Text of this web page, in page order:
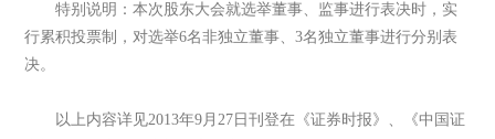
特别说明：本次股东大会就选举董事、监事进行表决时，实
行累积投票制，对选举6名非独立董事、3名独立董事进行分别表
决。
以上内容详见2013年9月27日刊登在《证券时报》、《中国证